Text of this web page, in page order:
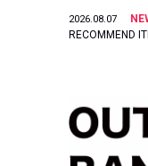
2026.08.07
RECOMMEND